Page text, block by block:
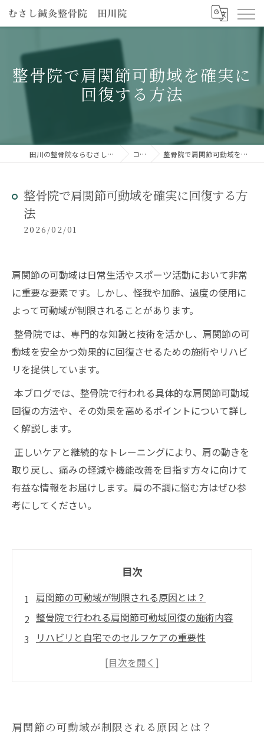
整骨院で肩関節可動域を確実に
回復する方法
田川の整骨院ならむさし鍼灸整骨院 田川院 コラム 整骨院で肩関節可動域を確実に回復する方法
整骨院で肩関節可動域を確実に回復する方
法
2026/02/01
肩関節の可動域は日常生活やスポーツ活動において非常
に重要な要素です。しかし、怪我や加齢、過度の使用に
よって可動域が制限されることがあります。
整骨院では、専門的な知識と技術を活かし、肩関節の可
動域を安全かつ効果的に回復させるための施術やリハビ
リを提供しています。
本ブログでは、整骨院で行われる具体的な肩関節可動域
回復の方法や、その効果を高めるポイントについて詳し
く解説します。
正しいケアと継続的なトレーニングにより、肩の動きを
取り戻し、痛みの軽減や機能改善を目指す方々に向けて
有益な情報をお届けします。肩の不調に悩む方はぜひ参
考にしてください。
目次
肩関節の可動域が制限される原因とは？
整骨院で行われる肩関節可動域回復の施術内容
リハビリと自宅でのセルフケアの重要性
効果を高めるためのポイントと継続のコツ
肩関節の可動域が制限される原因とは？